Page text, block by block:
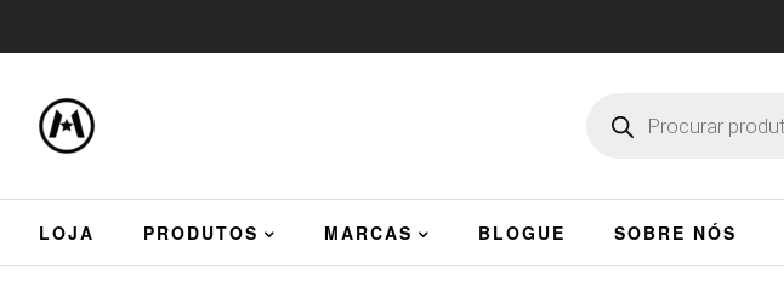
LOJA PRODUTOS MARCAS BLOGUE SOBRE NÓS